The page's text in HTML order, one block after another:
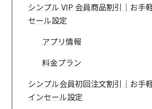
シンプル VIP 会員商品割引｜お手
セール設定
アプリ情報
料金プラン
シンプル会員初回注文割引｜お手
インセール設定